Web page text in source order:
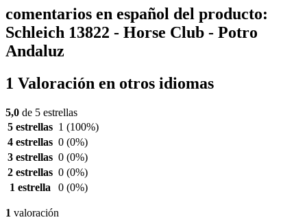
comentarios en español del producto:
Schleich 13822 - Horse Club - Potro
Andaluz
1 Valoración en otros idiomas
5,0 de 5 estrellas
5 estrellas 1 (100%)
4 estrellas 0 (0%)
3 estrellas 0 (0%)
2 estrellas 0 (0%)
1 estrella
0 (0%)
1 valoración